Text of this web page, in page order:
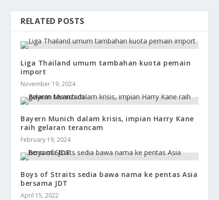
RELATED POSTS
Liga Thailand umum tambahan kuota pemain
import
November 19, 2024
Bayern Munich dalam krisis, impian Harry Kane
raih gelaran terancam
February 19, 2024
Boys of Straits sedia bawa nama ke pentas Asia
bersama JDT
April 15, 2022